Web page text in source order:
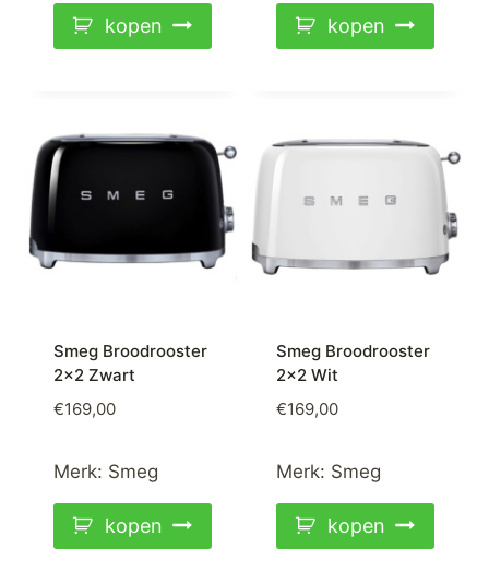
kopen kopen
Smeg Broodrooster
2×2 Zwart
€169,00
Merk: Smeg
kopen
Smeg Broodrooster
2×2 Wit
€169,00
Merk: Smeg
kopen